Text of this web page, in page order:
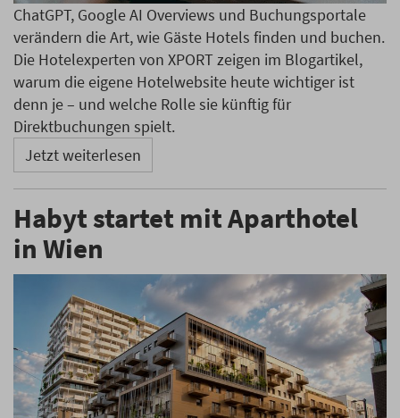
ChatGPT, Google AI Overviews und Buchungsportale
verändern die Art, wie Gäste Hotels finden und buchen.
Die Hotelexperten von XPORT zeigen im Blogartikel,
warum die eigene Hotelwebsite heute wichtiger ist
denn je – und welche Rolle sie künftig für
Direktbuchungen spielt.
Jetzt weiterlesen
Habyt startet mit Aparthotel
in Wien